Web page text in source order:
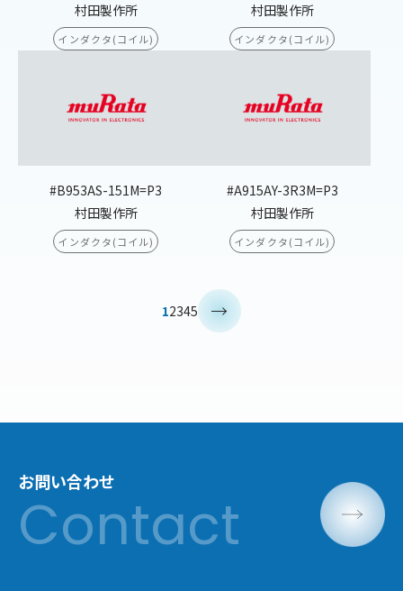
村田製作所
インダクタ(コイル)
村田製作所
インダクタ(コイル)
#B953AS-151M=P3
村田製作所
インダクタ(コイル)
#A915AY-3R3M=P3
村田製作所
インダクタ(コイル)
12345
お問い合わせ